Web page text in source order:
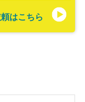
はこちら